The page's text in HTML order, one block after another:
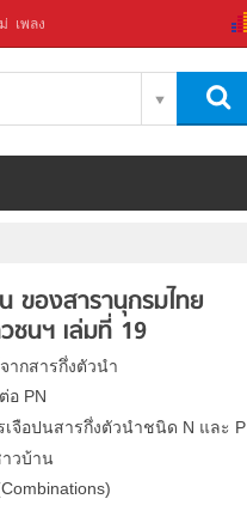
เพลง
ของสารานุกรมไทย
ชนฯ เล่มที่ 19
ากสารกึ่งตัวนำ
อ PN
เจือปนสารกึ่งตัวนำชนิด N และ P
วบ้าน